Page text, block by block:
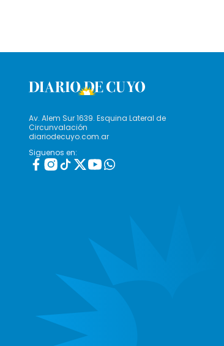
Av. Alem Sur 1639. Esquina Lateral de
Circunvalación
diariodecuyo.com.ar
Siguenos en: